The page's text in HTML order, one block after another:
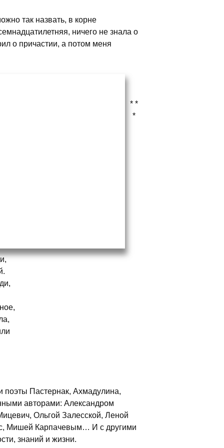
так назвать, в корне
ничего не знала о
о причастии, а потом меня
* *
*
Пастернак, Ахмадулина,
авторами: Александром
Ольгой Залесской, Леной
Мишей Карпачевым… И с другими
знаний и жизни.